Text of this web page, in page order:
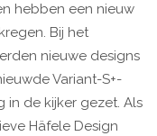
hebben een nieuw
Bij het
nieuwe designs
Variant-S+-
de kijker gezet. Als
Häfele Design